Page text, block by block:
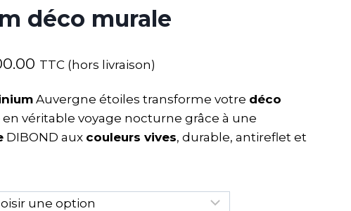
déco murale
TTC (hors livraison)
Auvergne étoiles transforme votre déco
en véritable voyage nocturne grâce à une
DIBOND aux couleurs vives, durable, antireflet et